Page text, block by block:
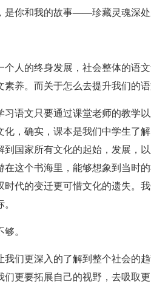
是你和我的故事——珍藏灵魂深处
个人的终身发展，社会整体的语
养。而关于怎么去提升我们的语
习语文只要通过课堂老师的教学
化，确实，课本是我们中学生了
到国家所有文化的起始，发展，
在这个书海里，能够想象到当时
时代的变迁更可惜文化的遗失。
。
我们更深入的了解到整个社会的
们更要拓展自己的视野，去吸取